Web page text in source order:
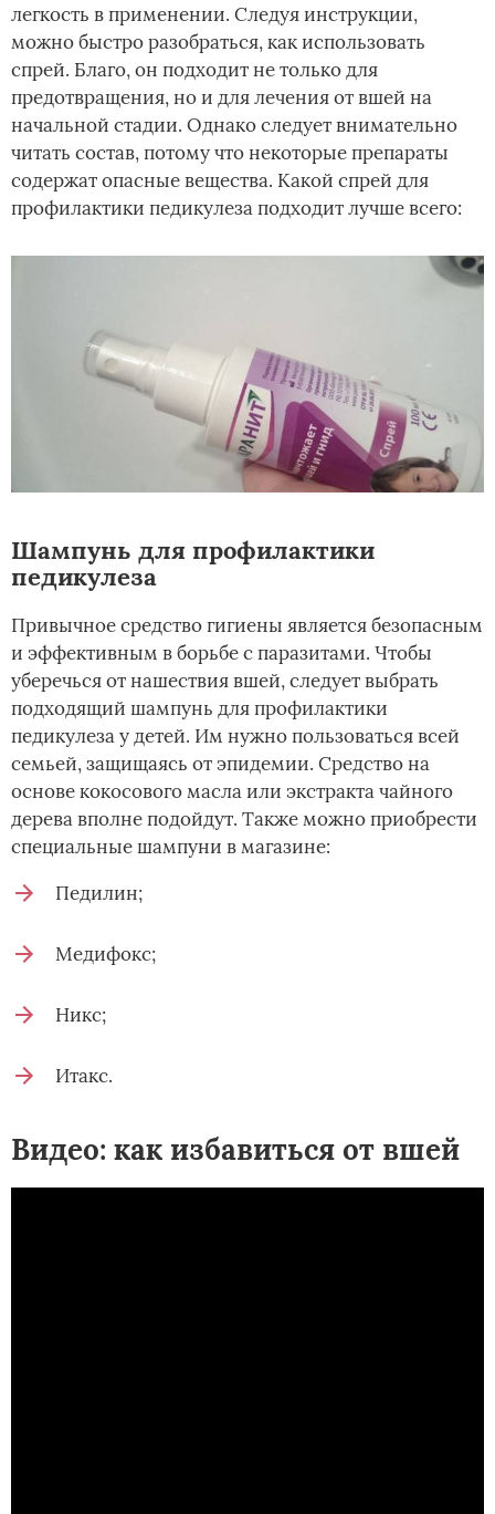
легкость в применении. Следуя инструкции,
можно быстро разобраться, как использовать
спрей. Благо, он подходит не только для
предотвращения, но и для лечения от вшей на
начальной стадии. Однако следует внимательно
читать состав, потому что некоторые препараты
содержат опасные вещества. Какой спрей для
профилактики педикулеза подходит лучше всего:
Шампунь для профилактики
педикулеза
Привычное средство гигиены является безопасным
и эффективным в борьбе с паразитами. Чтобы
уберечься от нашествия вшей, следует выбрать
подходящий шампунь для профилактики
педикулеза у детей. Им нужно пользоваться всей
семьей, защищаясь от эпидемии. Средство на
основе кокосового масла или экстракта чайного
дерева вполне подойдут. Также можно приобрести
специальные шампуни в магазине:
Педилин;
Медифокс;
Никс;
Итакс.
Видео: как избавиться от вшей